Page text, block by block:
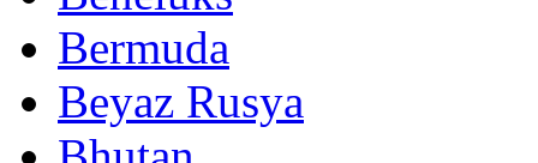
Bermuda
Beyaz Rusya